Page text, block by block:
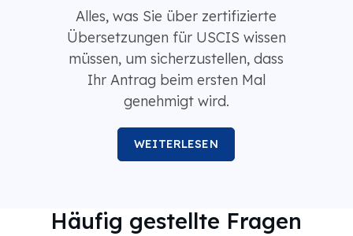
Alles, was Sie über zertifizierte
Übersetzungen für USCIS wissen
müssen, um sicherzustellen, dass
Ihr Antrag beim ersten Mal
genehmigt wird.
WEITERLESEN
Häufig gestellte Fragen